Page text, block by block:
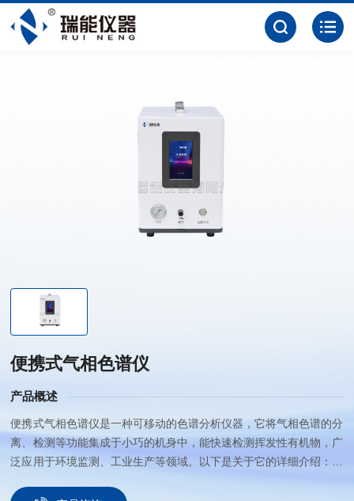
便携式气相色谱仪
产品概述
便携式气相色谱仪是一种可移动的色谱分析仪器，它将气相色谱的分
离、检测等功能集成于小巧的机身中，能快速检测挥发性有机物，广
泛应用于环境监测、工业生产等领域。以下是关于它的详细介绍：工